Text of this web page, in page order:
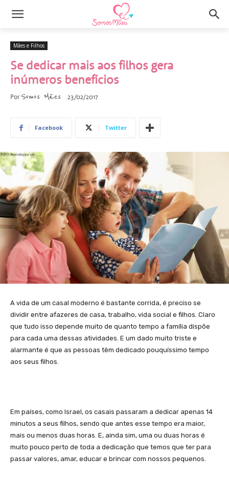
Mães e Filhos
Se dedicar mais aos filhos gera
inúmeros benefícios
Por Somos Mães 23/02/2017
Facebook Twitter
A vida de um casal moderno é bastante corrida, é preciso se
dividir entre afazeres de casa, trabalho, vida social e filhos. Claro
que tudo isso depende muito de quanto tempo a família dispõe
para cada uma dessas atividades. E um dado muito triste e
alarmante é que as pessoas têm dedicado pouquíssimo tempo
aos seus filhos.
Em países, como Israel, os casais passaram a dedicar apenas 14
minutos a seus filhos, sendo que antes esse tempo era maior,
mais ou menos duas horas. E, ainda sim, uma ou duas horas é
muito pouco perto de toda a dedicação que temos que ter para
passar valores, amar, educar e brincar com nossos pequenos.